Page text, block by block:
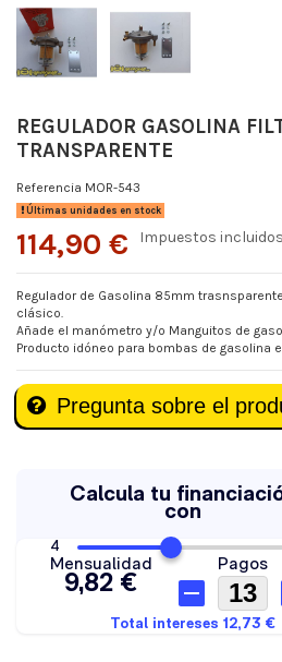
REGULADOR GASOLINA
TRANSPARENTE
Referencia MOR-543
Últimas unidades en stock
114,90 € Impuestos incluidos
Regulador de Gasolina 85mm
clásico.
Añade el manómetro y/o Manguitos de
Producto idóneo para bombas de gasolina
Pregunta sobre el